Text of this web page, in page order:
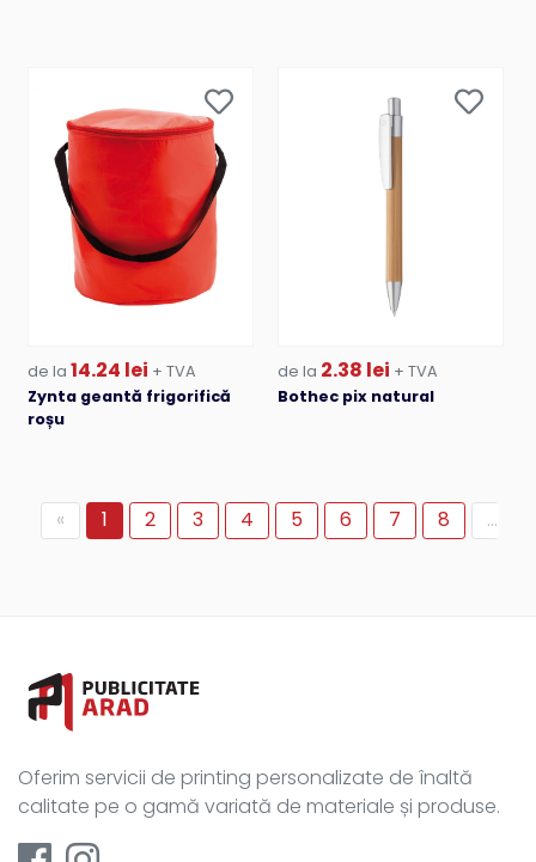
de la 14.24 lei + TVA
Zynta geantă frigorifică
roșu
de la 2.38 lei + TVA
Bothec pix natural
« 1 2 3 4 5 6 7 8 ...
Oferim servicii de printing personalizate de înaltă
calitate pe o gamă variată de materiale și produse.